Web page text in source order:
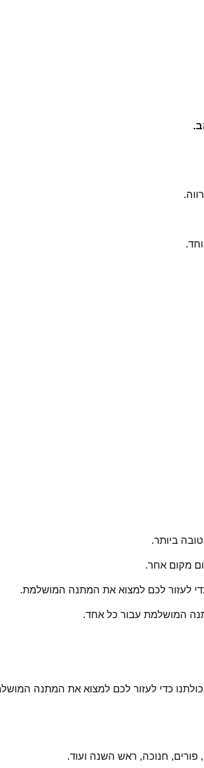
ביותר.
מקום אחר.
לעזור לכם למצוא את המתנה המושלמת.
המושלמת עבור כל אחד.
כדי לעזור לכם למצוא את המתנה
פורים, חנוכה, ראש השנה ועוד.